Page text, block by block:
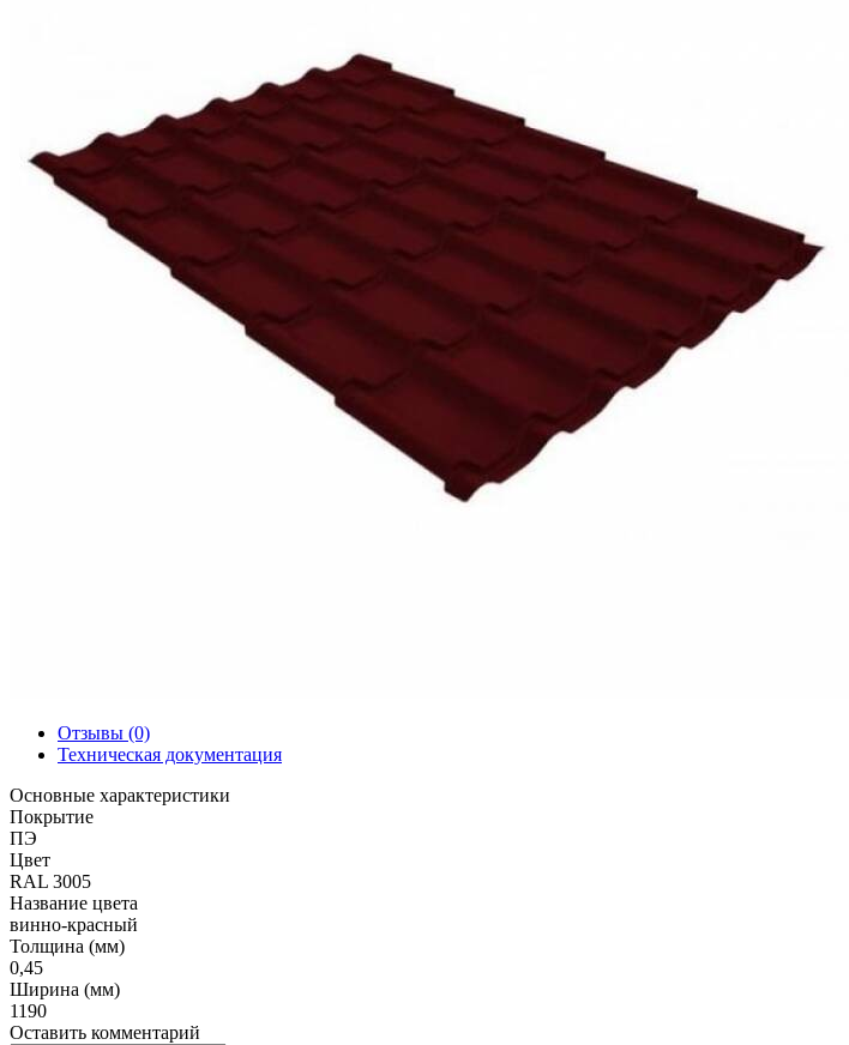
Отзывы (0)
Техническая документация
Основные характеристики
Покрытие
ПЭ
Цвет
RAL 3005
Название цвета
винно-красный
Толщина (мм)
0,45
Ширина (мм)
1190
Оставить комментарий